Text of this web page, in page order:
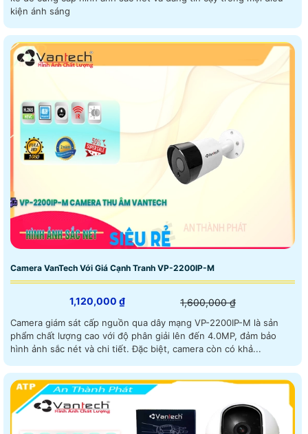
kiện ánh sáng
Camera VanTech Với Giá Cạnh Tranh VP-2200IP-M
1,120,000 ₫ 1,600,000 ₫
Camera giám sát cấp nguồn qua dây mạng VP-2200IP-M là sản
phẩm chất lượng cao với độ phân giải lên đến 4.0MP, đảm bảo
hình ảnh sắc nét và chi tiết. Đặc biệt, camera còn có khả...